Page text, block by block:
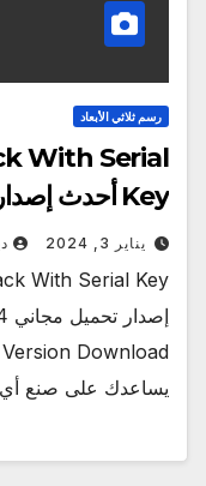
رسم ثلاثي الأبعاد
With Serial
Key أحدث إصدار 2024
يناير 3, 2024
يساعدك على صنع